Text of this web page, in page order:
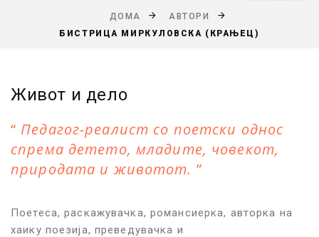
ДОМА
АВТОРИ
БИСТРИЦА МИРКУЛОВСКА (КРАЊЕЦ)
Живот и дело
Педагог-реалист со поетски однос
спрема детето, младите, човекот,
природата и животот.
Поетеса, раскажувачка, романсиерка, авторка на
хаику поезија, преведувачка и